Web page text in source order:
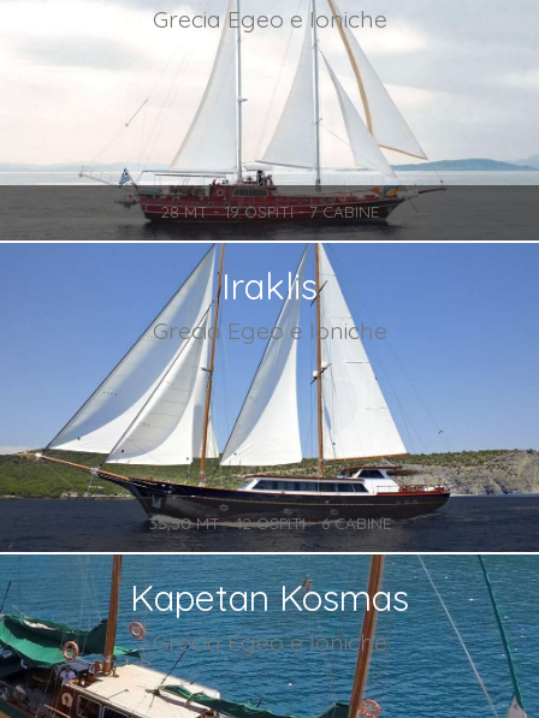
Grecia Egeo e Ioniche
28 MT - 19 OSPITI - 7 CABINE
Iraklis
Grecia Egeo e Ioniche
35,50 MT - 12 OSPITI - 6 CABINE
Kapetan Kosmas
Grecia Egeo e Ioniche